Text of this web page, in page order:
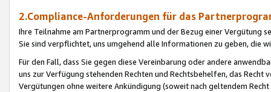
2.Compliance-Anforderungen für das
Ihre Teilnahme am Partnerprogramm und der Bezug einer Vergütung
Sie sind verpflichtet, uns umgehend alle Informationen zu geben, die
Für den Fall, dass Sie gegen diese Vereinbarung oder andere
uns zur Verfügung stehenden Rechten und Rechtsbehelfen, das
Vergütungen ohne weitere Ankündigung (soweit nach geltendem